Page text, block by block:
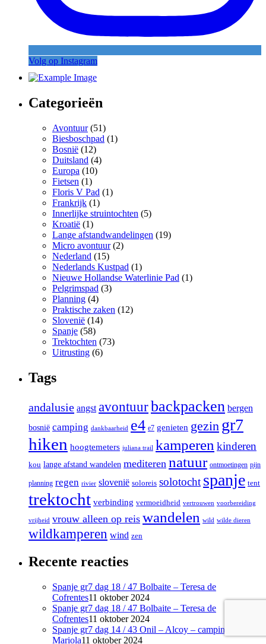
Volg op Instagram
Categorieën
Avontuur(51)
Biesboschpad (1)
Bosnië (12)
Duitsland (4)
Europa (10)
Fietsen (1)
Floris V Pad (1)
Frankrijk (1)
Innerlijke struintochten (5)
Kroatië (1)
Lange afstandwandelingen (19)
Micro avontuur(2)
Nederland (15)
Nederlands Kustpad (1)
Nieuwe Hollandse Waterlinie Pad (1)
Pelgrimspad (3)
Planning (4)
Praktische zaken (12)
Slovenië (14)
Spanje (58)
Trektochten (73)
Uitrusting (6)
Tags
andalusie angst avontuurbackpacken bergen
bosnië camping dankbaarheid e4 e7 genieten gezin gr7
hiken hoogtemeters juliana trail kamperen kinderen
kou lange afstand wandelen mediteren natuur ontmoetingen pijn
planning regen rivier slovenië soloreis solotocht spanje tent
trektocht verbinding vermoeidheid vertrouwen voorbereiding
vrijheid vrouw alleen op reis wandelen wild wilde dieren
wildkamperen wind zen
Recente reacties
Spanje gr7 dag 18 / 47 Bolbaite – Teresa de
Cofrentes11 oktober 2024
Spanje gr7 dag 18 / 47 Bolbaite – Teresa de
Cofrentes11 oktober 2024
Spanje gr7 dag 14 / 43 Onil – Alcoy – camping
Mariola11 oktober 2024